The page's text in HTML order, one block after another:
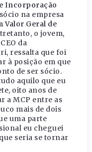
Incorporação
na empresa
Valor Geral de
o jovem,
da
ressalta que foi
à posição em que
de ser sócio.
aquilo que eu
oito anos de
a MCP entre as
mais de dois
uma parte
eu cheguei
seria se tornar